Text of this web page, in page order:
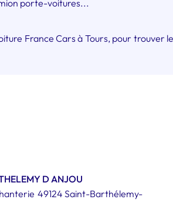
porte-voitures...
France Cars à Tours, pour trouver
D ANJOU
49124 Saint-Barthélemy-